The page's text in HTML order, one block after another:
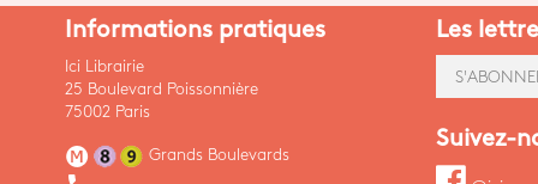
Informations pratiques
Ici Librairie
25 Boulevard Poissonnière
75002 Paris
Grands Boulevards
Les
Suivez-